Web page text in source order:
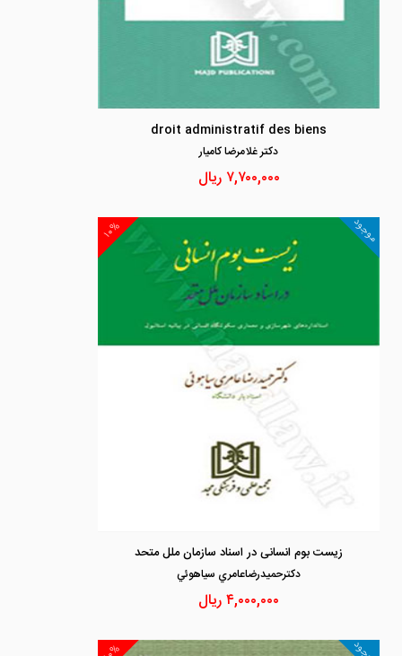
droit administratif des biens
دكتر غلامرضا كاميار
۷,۷۰۰,۰۰۰ ریال
۱۰% موجود
زیست بوم انسانی در اسناد سازمان ملل متحد
دكترحميدرضاعامري سياهوئي
۴,۰۰۰,۰۰۰ریال